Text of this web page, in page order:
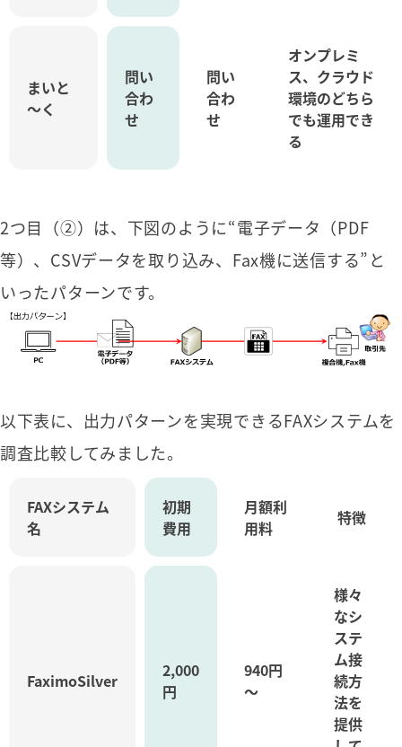
まいと
～く
問い
合わ
せ
問い
合わ
せ
オンプレミ
ス、クラウド
環境のどちら
でも運用でき
る
2つ目（②）は、下図のように“電子データ（PDF
等）、CSVデータを取り込み、Fax機に送信する”と
いったパターンです。
以下表に、出力パターンを実現できるFAXシステムを
調査比較してみました。
FAXシステム
名
初期
費用
月額利
用料
特徴
FaximoSilver
2,000
円
940円
～
様々
なシ
ステ
ム接
続方
法を
提供